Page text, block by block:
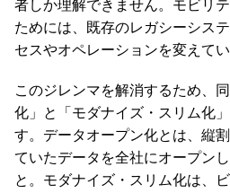
者しか理解できません。モビリ
ためには、既存のレガシーシス
セスやオペレーションを変えて
このジレンマを解消するため、
化」と「モダナイズ・スリム化
す。データオープン化とは、縦
ていたデータを全社にオープン
と。モダナイズ・スリム化は、